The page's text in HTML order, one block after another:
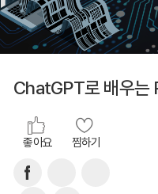
ChatGPT로 배우는
좋아요 찜하기